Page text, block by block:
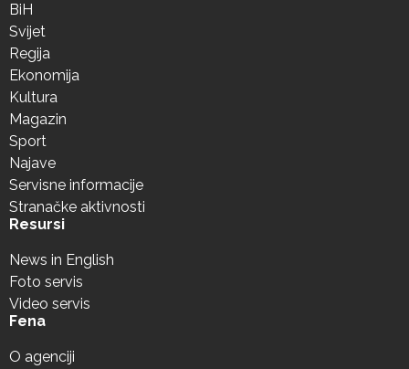
BiH
Svijet
Regija
Ekonomija
Kultura
Magazin
Sport
Najave
Servisne informacije
Stranačke aktivnosti
Resursi
News in English
Foto servis
Video servis
Fena
O agenciji